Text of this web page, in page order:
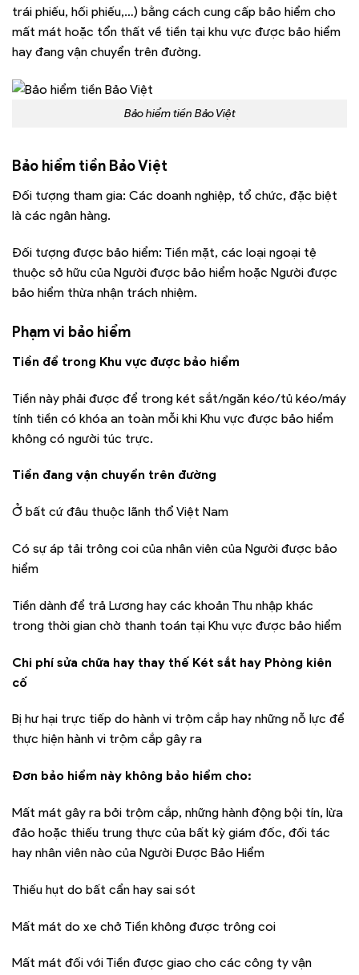
trái phiếu, hối phiếu,…) bằng cách cung cấp bảo hiểm cho
mất mát hoặc tổn thất về tiền tại khu vực được bảo hiểm
hay đang vận chuyển trên đường.
Bảo hiểm tiền Bảo Việt
Bảo hiểm tiền Bảo Việt
Đối tượng tham gia: Các doanh nghiệp, tổ chức, đặc biệt
là các ngân hàng.
Đối tượng được bảo hiểm: Tiền mặt, các loại ngoại tệ
thuộc sở hữu của Người được bảo hiểm hoặc Người được
bảo hiểm thừa nhận trách nhiệm.
Phạm vi bảo hiểm
Tiền để trong Khu vực được bảo hiểm
Tiền này phải được để trong két sắt/ngăn kéo/tủ kéo/máy
tính tiền có khóa an toàn mỗi khi Khu vực được bảo hiểm
không có người túc trực.
Tiền đang vận chuyển trên đường
Ở bất cứ đâu thuộc lãnh thổ Việt Nam
Có sự áp tải trông coi của nhân viên của Người được bảo
hiểm
Tiền dành để trả Lương hay các khoản Thu nhập khác
trong thời gian chờ thanh toán tại Khu vực được bảo hiểm
Chi phí sửa chữa hay thay thế Két sắt hay Phòng kiên
cố
Bị hư hại trực tiếp do hành vi trộm cắp hay những nỗ lực để
thực hiện hành vi trộm cắp gây ra
Đơn bảo hiểm này không bảo hiểm cho:
Mất mát gây ra bởi trộm cắp, những hành động bội tín, lừa
đảo hoặc thiếu trung thực của bất kỳ giám đốc, đối tác
hay nhân viên nào của Người Được Bảo Hiểm
Thiếu hụt do bất cẩn hay sai sót
Mất mát do xe chở Tiền không được trông coi
Mất mát đối với Tiền được giao cho các công ty vận